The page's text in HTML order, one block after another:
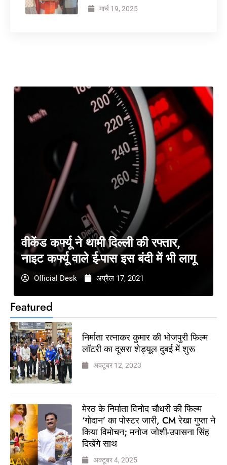
मार्च 19, 2025
Featured
निर्माता रत्नाकर कुमार की भोजपुरी फिल्म
लॉटरी का दूसरा शेड्यूल दुबई में शुरू
अक्टूबर 12, 2023
मेरठ के निर्माता विनोद चौधरी की फिल्म
‘गोदान’ का पोस्टर जारी, CM रेखा गुप्ता ने
किया विमोचन; मनोज जोशी-उपासना सिंह
दिखेंगे साथ
अक्टूबर 4, 2025
वीकेंड कर्फ्यू ने थामी दिल्ली की रफ्तार,
नाइट कर्फ्यू वाले ई-पास इस बंदी में भी लागू
Official Desk अप्रैल 17, 2021